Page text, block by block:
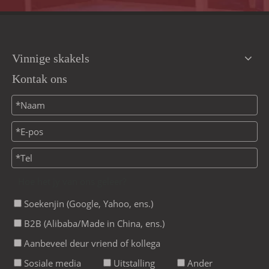
Vinnige skakels
Kontak ons
Soekenjin (Google, Yahoo, ens.)
B2B (Alibaba/Made in China, ens.)
Aanbeveel deur vriend of kollega
Sosiale media
Uitstalling Ander